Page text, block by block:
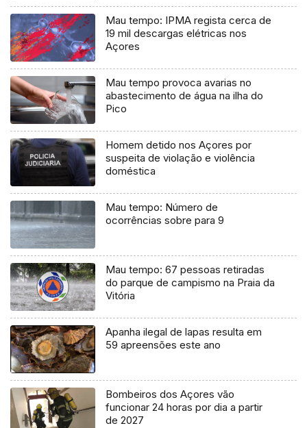
Mau tempo: IPMA regista cerca de
19 mil descargas elétricas nos
Açores
Mau tempo provoca avarias no
abastecimento de água na ilha do
Pico
Homem detido nos Açores por
suspeita de violação e violência
doméstica
Mau tempo: Número de
ocorrências sobre para 9
Mau tempo: 67 pessoas retiradas
do parque de campismo na Praia da
Vitória
Apanha ilegal de lapas resulta em
59 apreensões este ano
Bombeiros dos Açores vão
funcionar 24 horas por dia a partir
de 2027